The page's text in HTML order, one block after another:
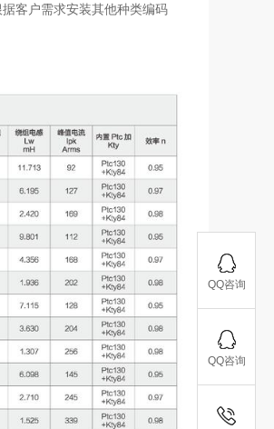
客户需求安装其他种类编码
QQ咨询
QQ咨询